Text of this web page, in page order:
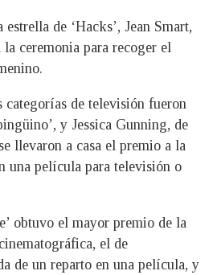
de ‘Hacks’, Jean Smart,
ceremonia para recoger el
categorías de televisión fueron
y Jessica Gunning, de
llevaron a casa el premio a la
una película para televisión o
obtuvo el mayor premio de la
el de
de un reparto en una película, y